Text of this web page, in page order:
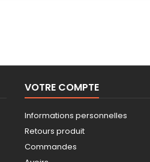
VOTRE COMPTE
Informations personnelles
Retours produit
Commandes